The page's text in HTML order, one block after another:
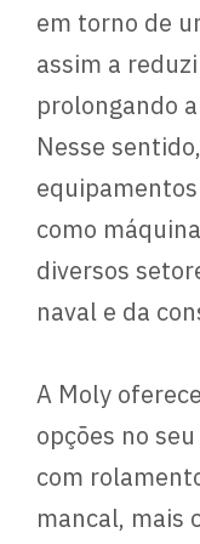
em torno de
assim a
prolongando
Nesse
como
diversos
naval e da
A Moly
opções no
com
mancal, mais